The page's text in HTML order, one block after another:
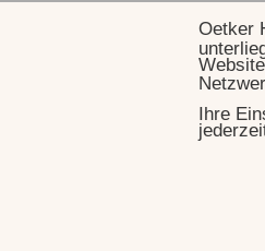
Oetker
Ihre